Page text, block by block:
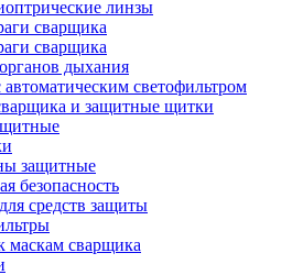
линзы
сварщика
сварщика
дыхания
светофильтром
и защитные щитки
защитные
безопасность
средств защиты
маскам сварщика